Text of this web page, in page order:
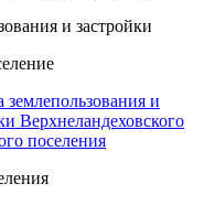
и застройки
землепользования и
Верхнеландеховского
поселения